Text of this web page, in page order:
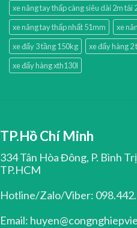
xe nâng tay thấp càng siêu dài 2m tải
xe nâng tay thấp nhất 51mm
xe
xe đẩy 3 tầng 150kg
xe đẩy hàng 2
xe đẩy hàng xth130l
TP.Hồ Chí Minh
334 Tân Hòa Đông, P. Bình
TP.HCM
Hotline/Zalo/Viber:
Email: